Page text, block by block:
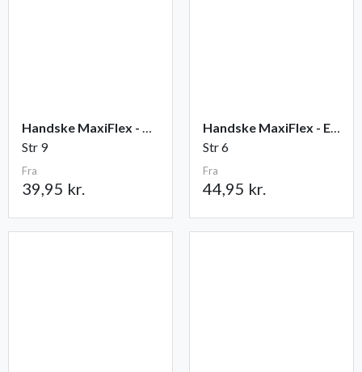
Handske MaxiFlex - Ultimate
Str 9
Fra
39,95 kr.
Handske MaxiFlex - Endurance
Str 6
Fra
44,95 kr.